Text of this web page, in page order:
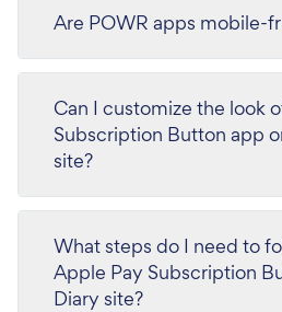
Are POWR apps mobile-
Can I customize the look
Subscription Button app
site?
What steps do I need to
Apple Pay Subscription
Diary site?